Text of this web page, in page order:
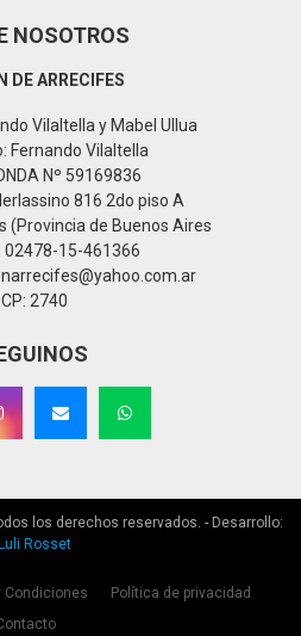
NOSOTROS
DE ARRECIFES
Vilaltella y Mabel Ullua
Fernando Vilaltella
Nº 59169836
816 2do piso A
(Provincia de Buenos Aires
02478-15-461366
CP: 2740
los derechos reservados. - Desarrollo:
Luli Rosset
Condiciones
Política de privacidad